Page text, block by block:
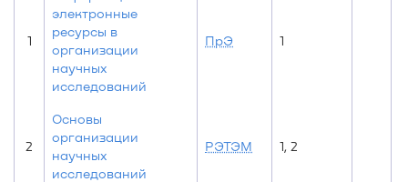
1
электронные
ресурсы в
организации
научных
исследований
ПрЭ 1
2
Основы
организации
научных
исследований
РЭТЭМ 1, 2